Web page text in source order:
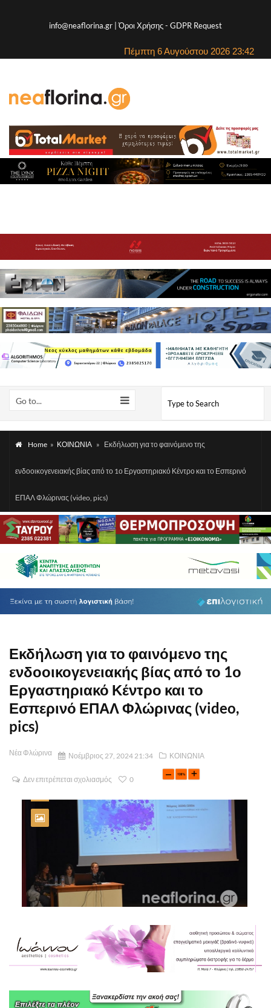
info@neaflorina.gr |Όροι Χρήσης- GDPR Request
Πέμπτη 6 Αυγούστου 2026 23:42
Go to...
Home » ΚΟΙΝΩΝΙΑ » Εκδήλωση για το φαινόμενο της
ενδοοικογενειακής βίας από το 1ο Εργαστηριακό Κέντρο και το Εσπερινό
ΕΠΑΛ Φλώρινας (video, pics)
Εκδήλωση για το φαινόμενο της
ενδοοικογενειακής βίας από το 1ο
Εργαστηριακό Κέντρο και το
Εσπερινό ΕΠΑΛ Φλώρινας (video,
pics)
Νέα Φλώρινα Νοέμβριος 27, 2024 21:34 ΚΟΙΝΩΝΙΑ
Δεν επιτρέπεται σχολιασμός 0